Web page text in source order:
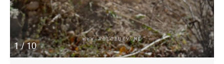
1 / 10